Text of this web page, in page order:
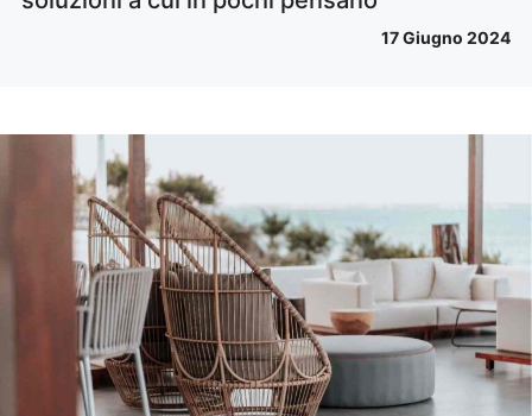
17 Giugno 2024